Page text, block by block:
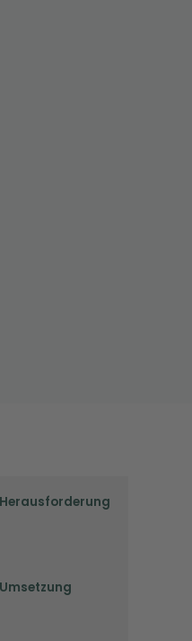
Herausforderung
Umsetzung